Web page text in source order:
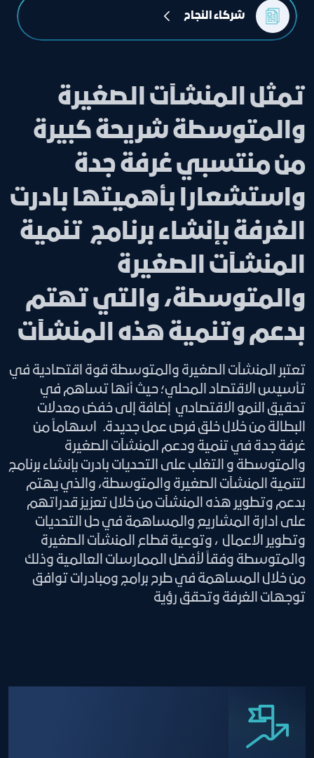
شركاء النجاح
تمثل المنشآت الصغيرة
والمتوسطة شريحة كبيرة
من منتسبي غرفة جدة
واستشعارا بأهميتها بادرت
الغرفة بإنشاء برنامج تنمية
المنشآت الصغيرة
والمتوسطة، والتي تهتم
بدعم وتنمية هذه المنشآت
تعتبر المنشآت الصغيرة والمتوسطة قوة اقتصادية في
تأسيس الاقتصاد المحلي؛ حيث أنها تساهم في
تحقيق النمو الاقتصادي إضافة إلى خفض معدلات
البطالة من خلال خلق فرص عمل جديدة. اسهاماً من
غرفة جدة في تنمية ودعم المنشآت الصغيرة
والمتوسطة و التغلب على التحديات بادرت بإنشاء برنامج
لتنمية المنشآت الصغيرة والمتوسطة، والذي يهتم
بدعم وتطوير هذه المنشآت من خلال تعزيز قدراتهم
على ادارة المشاريع والمساهمة في حل التحديات
وتطوير الاعمال ، وتوعية قطاع المنشآت الصغيرة
والمتوسطة وفقاً لأفضل الممارسات العالمية وذلك
من خلال المساهمة في طرح برامج ومبادرات توافق
توجهات الغرفة وتحقق رؤية